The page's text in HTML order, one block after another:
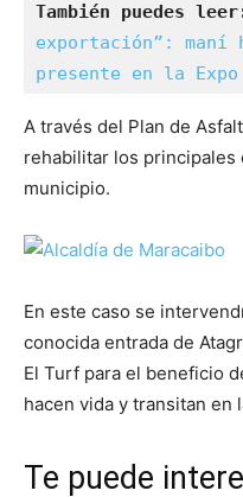
También puedes
exportación”: maní
presente en la Expo
A través del Plan de
rehabilitar los
municipio.
En este caso se
conocida entrada de
El Turf para el beneficio
hacen vida y transitan en
Te puede